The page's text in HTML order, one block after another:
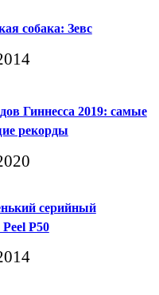
собака: Зевс
Гиннесса 2019: самые
рекорды
серийный
P50